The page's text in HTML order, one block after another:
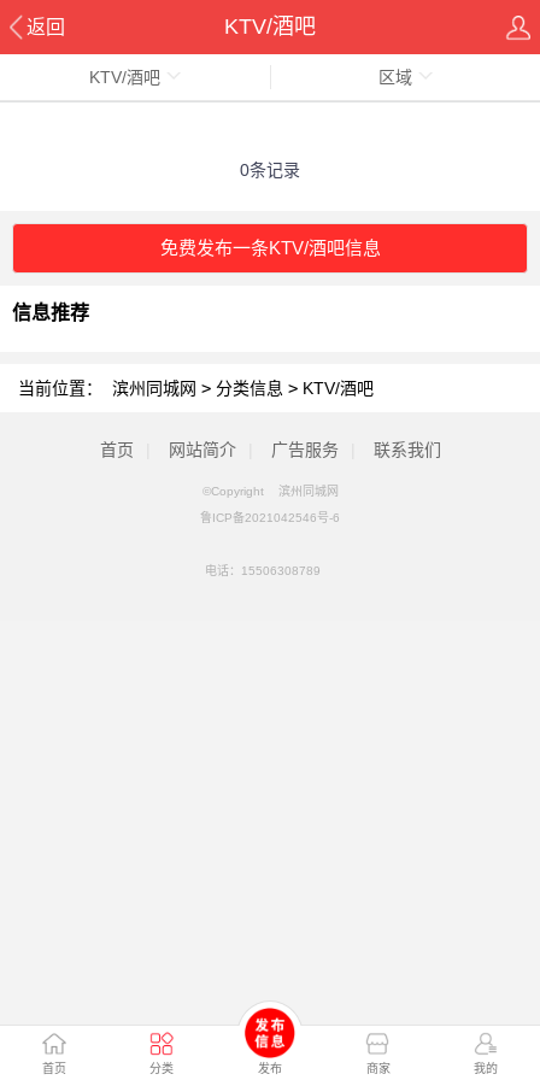
返回 KTV/酒吧
首页 分类 发布 商家 我的
KTV/酒吧 区域
0条记录
免费发布一条KTV/酒吧信息
信息推荐
当前位置： 滨州同城网 > 分类信息 > KTV/酒吧
首页 网站简介 广告服务 联系我们
©Copyright 滨州同城网
鲁ICP备2021042546号-6
电话： 15506308789